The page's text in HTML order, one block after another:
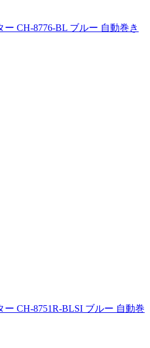
CH-8776-BL ブルー 自動巻き
CH-8751R-BLSI ブルー 自動巻